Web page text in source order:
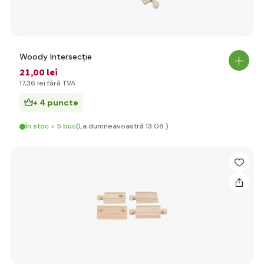
Woody Intersecție
21,00 lei
17,36 lei fără TVA
+ 4 puncte
În stoc > 5 buc(La dumneavoastră 13.08.)